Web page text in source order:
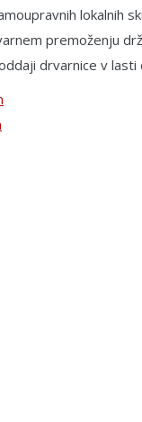
lokalnih
premoženju
drvarnice v lasti